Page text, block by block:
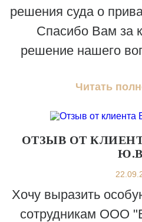
решения суда о
Спасибо Вам за
решение нашего
Читать
ОТЗЫВ ОТ
Хочу выразить
сотрудникам ООО